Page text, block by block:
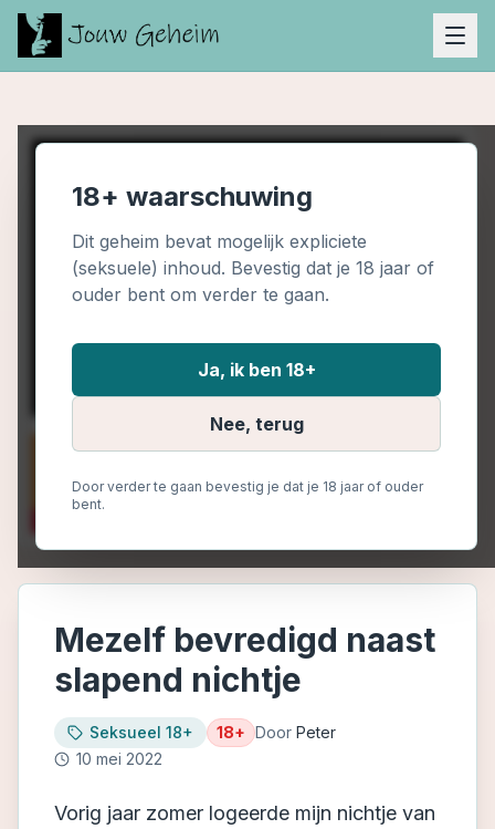
18+ waarschuwing
Dit geheim bevat mogelijk expliciete
(seksuele) inhoud. Bevestig dat je 18 jaar of
ouder bent om verder te gaan.
Ja, ik ben 18+
Nee, terug
Door verder te gaan bevestig je dat je 18 jaar of ouder
bent.
Mezelf bevredigd naast
slapend nichtje
Seksueel 18+ 18+ Door Peter
10 mei 2022
Vorig jaar zomer logeerde mijn nichtje van